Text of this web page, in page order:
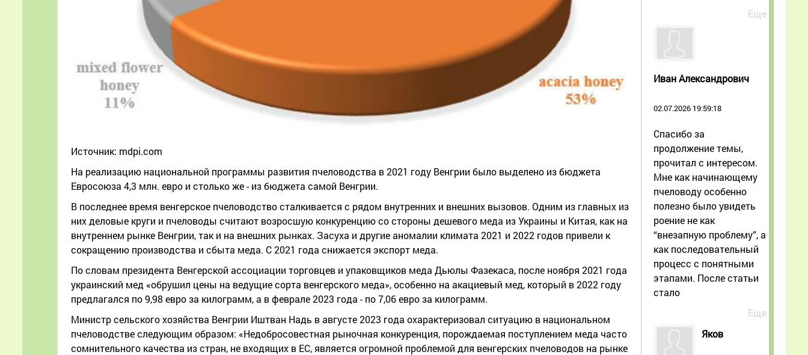
Источник: mdpi.com
На реализацию национальной программы развития пчеловодства в 2021 году Венгрии было выделено из бюджета
Евросоюза 4,3 млн. евро и столько же - из бюджета самой Венгрии.
В последнее время венгерское пчеловодство сталкивается с рядом внутренних и внешних вызовов. Одним из главных из
них деловые круги и пчеловоды считают возросшую конкуренцию со стороны дешевого меда из Украины и Китая, как на
внутреннем рынке Венгрии, так и на внешних рынках. Засуха и другие аномалии климата 2021 и 2022 годов привели к
сокращению производства и сбыта меда. С 2021 года снижается экспорт меда.
По словам президента Венгерской ассоциации торговцев и упаковщиков меда Дьюлы Фазекаса, после ноября 2021 года
украинский мед «обрушил цены на ведущие сорта венгерского меда», особенно на акациевый мед, который в 2022 году
предлагался по 9,98 евро за килограмм, а в феврале 2023 года - по 7,06 евро за килограмм.
Министр сельского хозяйства Венгрии Иштван Надь в августе 2023 года охарактеризовал ситуацию в национальном
пчеловодстве следующим образом: «Недобросовестная рыночная конкуренция, порождаемая поступлением меда часто
сомнительного качества из стран, не входящих в ЕС, является огромной проблемой для венгерских пчеловодов на рынке
Еще
Иван Александрович
02.07.2026 19:59:18
Спасибо за
продолжение темы,
прочитал с интересом.
Мне как начинающему
пчеловоду особенно
полезно было увидеть
роение не как
“внезапную проблему”, а
как последовательный
процесс с понятными
этапами. После статьи
стало
Еще
Яков